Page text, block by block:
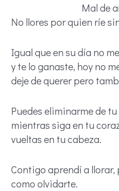
Mal de
No llores por quien ríe
Igual que en su día no
y te lo ganaste, hoy no
deje de querer pero
Puedes eliminarme de
mientras siga en tu
vueltas en tu cabeza.
Contigo aprendí a llorar,
como olvidarte.